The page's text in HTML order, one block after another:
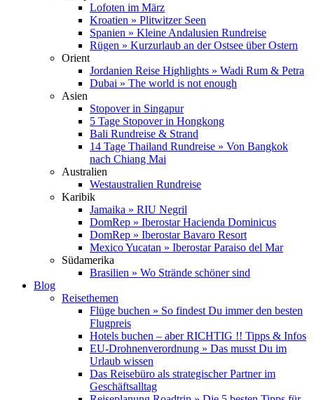
Lofoten im März
Kroatien » Plitwitzer Seen
Spanien » Kleine Andalusien Rundreise
Rügen » Kurzurlaub an der Ostsee über Ostern
Orient
Jordanien Reise Highlights » Wadi Rum & Petra
Dubai » The world is not enough
Asien
Stopover in Singapur
5 Tage Stopover in Hongkong
Bali Rundreise & Strand
14 Tage Thailand Rundreise » Von Bangkok
nach Chiang Mai
Australien
Westaustralien Rundreise
Karibik
Jamaika » RIU Negril
DomRep » Iberostar Hacienda Dominicus
DomRep » Iberostar Bavaro Resort
Mexico Yucatan » Iberostar Paraiso del Mar
Südamerika
Brasilien » Wo Strände schöner sind
Blog
Reisethemen
Flüge buchen » So findest Du immer den besten
Flugpreis
Hotels buchen – aber RICHTIG !! Tipps & Infos
EU-Drohnenverordnung » Das musst Du im
Urlaub wissen
Das Reisebüro als strategischer Partner im
Geschäftsalltag